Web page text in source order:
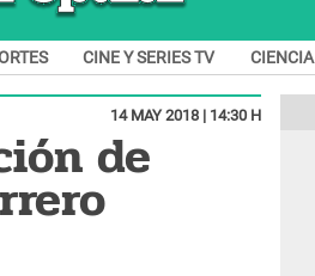
CINE Y SERIES TV CIENCIA
14 MAY 2018 | 14:30 H
de